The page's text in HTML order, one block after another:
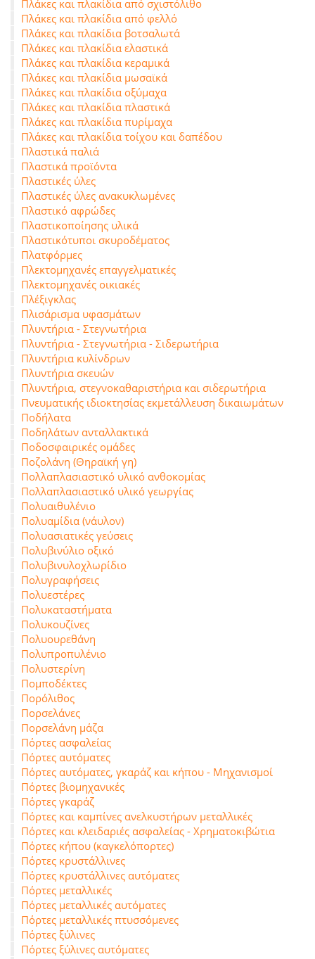
Πλάκες και πλακίδια από σχιστόλιθο
Πλάκες και πλακίδια από φελλό
Πλάκες και πλακίδια βοτσαλωτά
Πλάκες και πλακίδια ελαστικά
Πλάκες και πλακίδια κεραμικά
Πλάκες και πλακίδια μωσαϊκά
Πλάκες και πλακίδια οξύμαχα
Πλάκες και πλακίδια πλαστικά
Πλάκες και πλακίδια πυρίμαχα
Πλάκες και πλακίδια τοίχου και δαπέδου
Πλαστικά παλιά
Πλαστικά προϊόντα
Πλαστικές ύλες
Πλαστικές ύλες ανακυκλωμένες
Πλαστικό αφρώδες
Πλαστικοποίησης υλικά
Πλαστικότυποι σκυροδέματος
Πλατφόρμες
Πλεκτομηχανές επαγγελματικές
Πλεκτομηχανές οικιακές
Πλέξιγκλας
Πλισάρισμα υφασμάτων
Πλυντήρια - Στεγνωτήρια
Πλυντήρια - Στεγνωτήρια - Σιδερωτήρια
Πλυντήρια κυλίνδρων
Πλυντήρια σκευών
Πλυντήρια, στεγνοκαθαριστήρια και σιδερωτήρια
Πνευματικής ιδιοκτησίας εκμετάλλευση δικαιωμάτων
Ποδήλατα
Ποδηλάτων ανταλλακτικά
Ποδοσφαιρικές ομάδες
Ποζολάνη (Θηραϊκή γη)
Πολλαπλασιαστικό υλικό ανθοκομίας
Πολλαπλασιαστικό υλικό γεωργίας
Πολυαιθυλένιο
Πολυαμίδια (νάυλον)
Πολυασιατικές γεύσεις
Πολυβινύλιο οξικό
Πολυβινυλοχλωρίδιο
Πολυγραφήσεις
Πολυεστέρες
Πολυκαταστήματα
Πολυκουζίνες
Πολυουρεθάνη
Πολυπροπυλένιο
Πολυστερίνη
Πομποδέκτες
Πορόλιθος
Πορσελάνες
Πορσελάνη μάζα
Πόρτες ασφαλείας
Πόρτες αυτόματες
Πόρτες αυτόματες, γκαράζ και κήπου - Μηχανισμοί
Πόρτες βιομηχανικές
Πόρτες γκαράζ
Πόρτες και καμπίνες ανελκυστήρων μεταλλικές
Πόρτες και κλειδαριές ασφαλείας - Χρηματοκιβώτια
Πόρτες κήπου (καγκελόπορτες)
Πόρτες κρυστάλλινες
Πόρτες κρυστάλλινες αυτόματες
Πόρτες μεταλλικές
Πόρτες μεταλλικές αυτόματες
Πόρτες μεταλλικές πτυσσόμενες
Πόρτες ξύλινες
Πόρτες ξύλινες αυτόματες